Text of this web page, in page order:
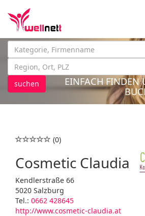
suchen
EINFACH FINDEN
(0)
Cosmetic Claudia
Kendlerstraße 66
5020 Salzburg
Tel.: 0662 428645
http://www.cosmetic-claudia.at